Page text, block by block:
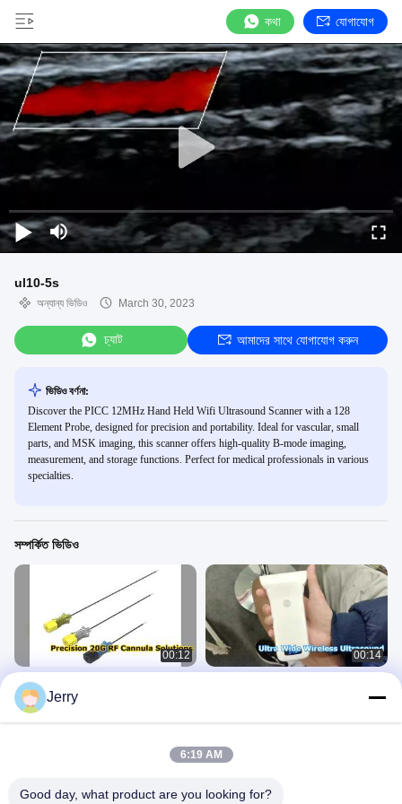
কথা যোগাযোগ
ul10-5s
অন্যান্য ভিডিও March 30, 2023
চ্যাট আমাদের সাথে যোগাযোগ করুন
ভিডিও বর্ণনা:
Discover the PICC 12MHz Hand Held Wifi Ultrasound Scanner with a 128
Element Probe, designed for precision and portability. Ideal for vascular, small
parts, and MSK imaging, this scanner offers high-quality B-mode imaging,
measurement, and storage functions. Perfect for medical professionals in various
specialties.
সম্পর্কিত ভিডিও
00:12
উন্নত স্নায়ু প্রক্রিয়ার জন্য নিষ্পত্তিযোগ্য 20G
আরএফ ক্যানুলা
হ্যান্ডহেল্ড আল্ট্রাসাউন্ড স্ক্যানার
00:14
Jerry
6:19 AM
Good day, what product are you looking for?